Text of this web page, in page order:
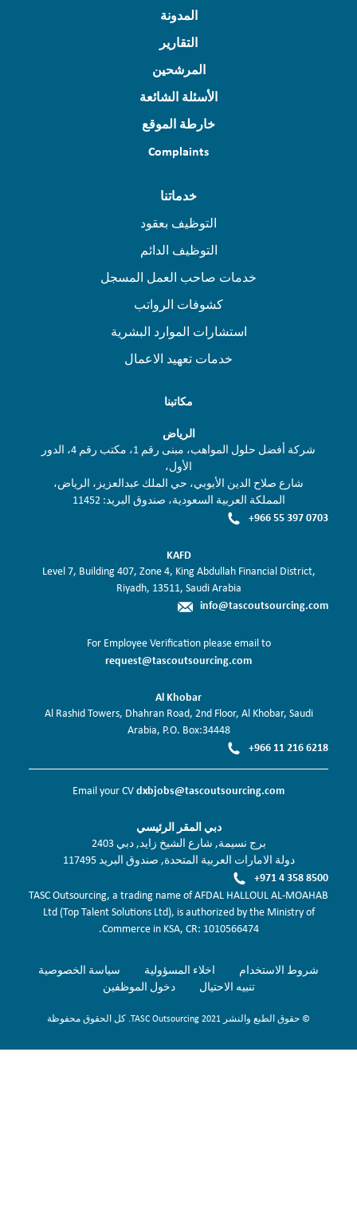
المدونة
التقارير
المرشحين
الأسئلة الشائعة
خارطة الموقع
Complaints
خدماتنا
التوظيف بعقود
التوظيف الدائم
خدمات صاحب العمل المسجل
كشوفات الرواتب
استشارات الموارد البشرية
خدمات تعهيد الاعمال
مكاتبنا
الرياض
شركة أفضل حلول المواهب، مبنى رقم 1، مكتب رقم 4، الدور
الأول،
شارع صلاح الدين الأيوبي، حي الملك عبدالعزيز، الرياض،
المملكة العربية السعودية، صندوق البريد: 11452
+966 55 397 0703
KAFD
Level 7, Building 407, Zone 4, King Abdullah Financial District,
Riyadh, 13511, Saudi Arabia
info@tascoutsourcing.com
For Employee Verification please email to
request@tascoutsourcing.com
Al Khobar
Al Rashid Towers, Dhahran Road, 2nd Floor, Al Khobar, Saudi
Arabia, P.O. Box:34448
+966 11 216 6218
Email your CVdxbjobs@tascoutsourcing.com
دبي المقر الرئيسي
برج نسيمة, شارع الشيخ زايد, دبي 2403
دولة الامارات العربية المتحدة, صندوق البريد 117495
+971 4 358 8500
TASC Outsourcing, a trading name of AFDAL HALLOUL AL-MOAHAB
Ltd (Top Talent Solutions Ltd), is authorized by the Ministry of
Commerce in KSA, CR: 1010566474.
© حقوق الطبع والنشر 2021 TASC Outsourcing. كل الحقوق محفوظة
شروط الاستخدام اخلاء المسؤولية
سياسة الخصوصية
تنبيه الاحتيال
دخول الموظفين